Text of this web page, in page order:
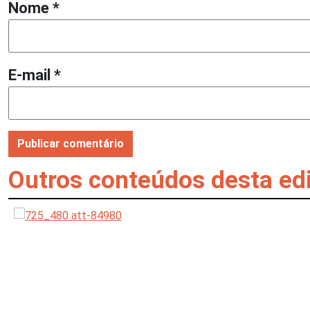
Nome *
E-mail *
Outros conteúdos desta